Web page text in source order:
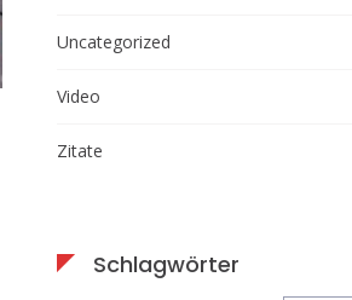
Uncategorized
Video
Zitate
Schlagwörter